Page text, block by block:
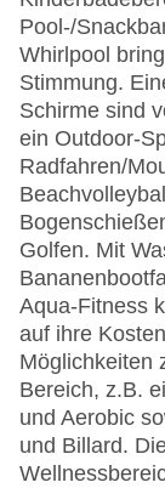
Pool-/
Whirlpool
Stimmung.
Schirme sind
ein Outdoor-
Radfahren/
Golfen. Mit
Aqua-Fitness
auf ihre
Möglichkeiten
Bereich, z.B.
und Aerobic
und Billard.